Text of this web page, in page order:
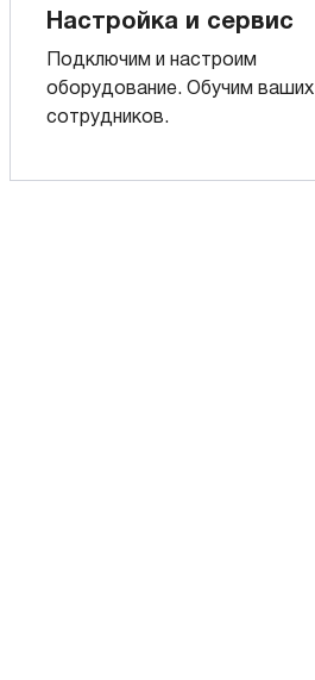
Настройка и сервис
Подключим и настроим
оборудование. Обучим ваших
сотрудников.